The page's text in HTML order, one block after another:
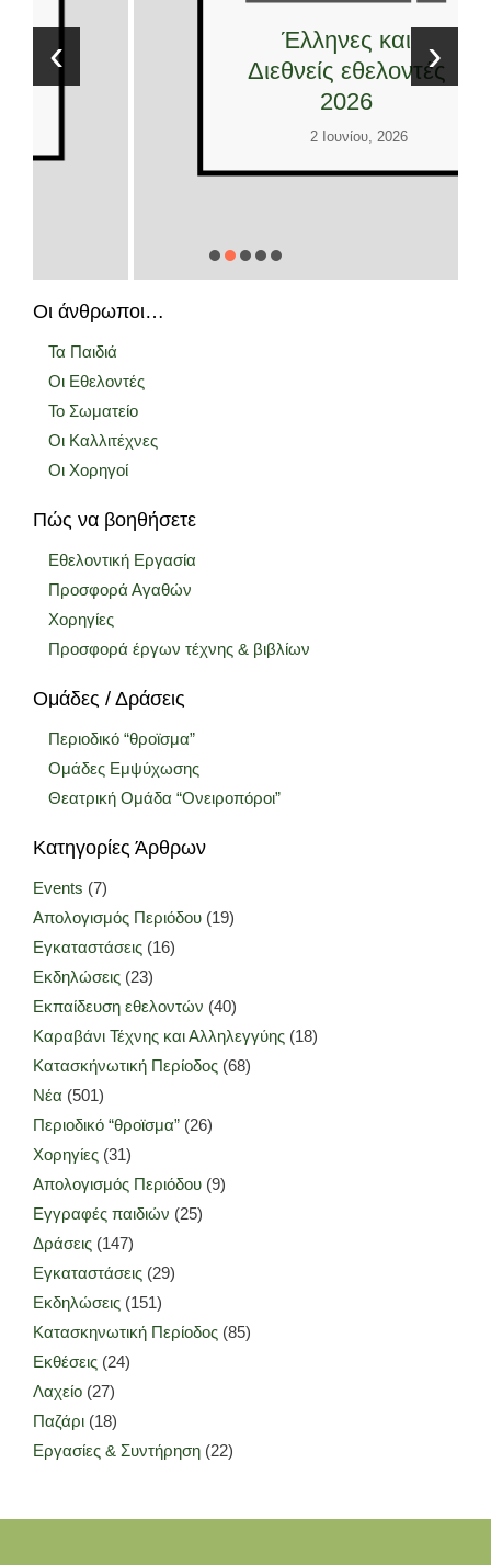
Έλληνες και
Διεθνείς εθελοντές
‹ ›
Οι άνθρωποι…
Τα Παιδιά
Οι Εθελοντές
Το Σωματείο
Οι Καλλιτέχνες
Οι Χορηγοί
Πώς να βοηθήσετε
Εθελοντική Εργασία
Προσφορά Αγαθών
Χορηγίες
Προσφορά έργων τέχνης & βιβλίων
Ομάδες / Δράσεις
Περιοδικό “θροϊσμα”
Ομάδες Εμψύχωσης
Θεατρική Ομάδα “Ονειροπόροι”
Κατηγορίες Άρθρων
Events (7)
Απολογισμός Περιόδου (19)
Εγκαταστάσεις (16)
Εκδηλώσεις (23)
Εκπαίδευση εθελοντών (40)
Καραβάνι Τέχνης και Αλληλεγγύης (18)
Κατασκήνωτική Περίοδος (68)
Νέα (501)
Περιοδικό “θροϊσμα” (26)
Χορηγίες (31)
Απολογισμός Περιόδου (9)
Εγγραφές παιδιών (25)
Δράσεις (147)
Εγκαταστάσεις (29)
Εκδηλώσεις (151)
Κατασκηνωτική Περίοδος (85)
Εκθέσεις (24)
Λαχείο (27)
Παζάρι (18)
Εργασίες & Συντήρηση (22)